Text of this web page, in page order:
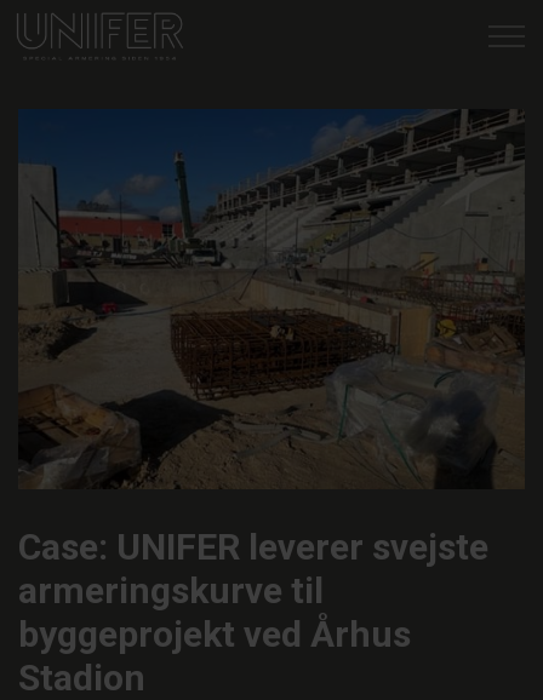
Armeringsløsninger
Teknisk sparring
Certifikater
Nyheder
Kontakt os
Case: UNIFER leverer svejste
armeringskurve til
byggeprojekt ved Århus
Stadion